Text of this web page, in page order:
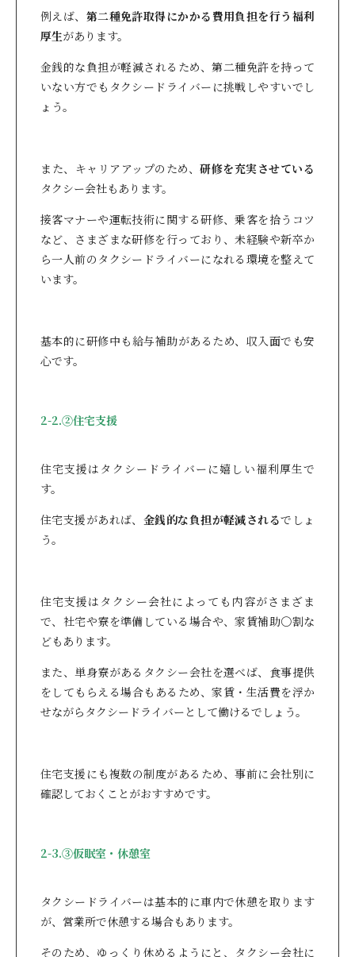
例えば、 第二種免許取得にかかる費用負担を行う福利
厚生があります。
金銭的な負担が軽減されるため、第二種免許を持って
いない方でもタクシードライバーに挑戦しやすいでし
ょう。
また、キャリアアップのため、研修を充実させている
タクシー会社もあります。
接客マナーや運転技術に関する研修、乗客を拾うコツ
など、さまざまな研修を行っており、未経験や新卒か
ら一人前のタクシードライバーになれる環境を整えて
います。
基本的に研修中も給与補助があるため、収入面でも安
心です。
2-2.②住宅支援
住宅支援はタクシードライバーに嬉しい福利厚生で
す。
住宅支援があれば、 金銭的な負担が軽減されるでしょ
う。
住宅支援はタクシー会社によっても内容がさまざま
で、社宅や寮を準備している場合や、家賃補助〇割な
どもあります。
また、単身寮があるタクシー会社を選べば、食事提供
をしてもらえる場合もあるため、家賃・生活費を浮か
せながらタクシードライバーとして働けるでしょう。
住宅支援にも複数の制度があるため、事前に会社別に
確認しておくことがおすすめです。
2-3.③仮眠室・休憩室
タクシードライバーは基本的に車内で休憩を取ります
が、営業所で休憩する場合もあります。
そのため、ゆっくり休めるようにと、タクシー会社に